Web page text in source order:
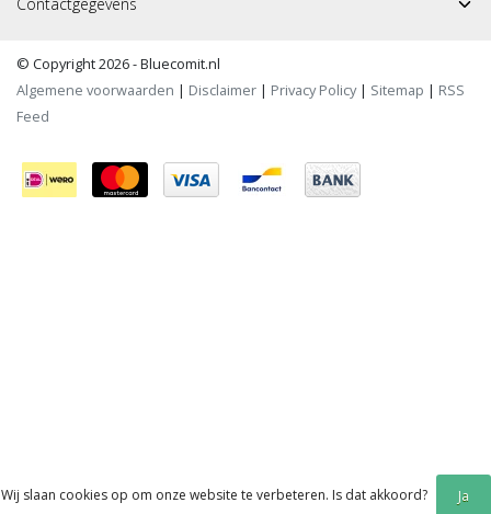
Contactgegevens
© Copyright 2026 - Bluecomit.nl
Algemene voorwaarden | Disclaimer | Privacy Policy| Sitemap | RSS
Feed
Wij slaan cookies op om onze website te verbeteren. Is dat akkoord? Ja